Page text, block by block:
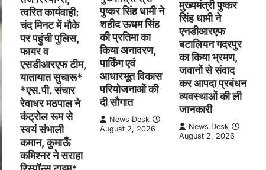
त्वरित कार्यवाही:
चंद मिनट में मौके
पर पहुंची पुलिस,
फायर व
एसडीआरएफ टीम,
यातायात सुचारू*
*एस.पी. संचार
रेवाधर मठपाल ने
कंट्रोल रूम से
स्वयं संभाली
कमान, कुमाऊँ
कमिश्नर ने सराहा
पुष्कर सिंह धामी ने
शहीद ऊधम सिंह
की प्रतिमा का
किया अनावरण,
पार्किंग एवं
आधारभूत विकास
परियोजनाओं की
दी सौगात
News Desk
August 2, 2026
मुख्यमंत्री पुष्कर
सिंह धामी ने
एनडीआरएफ
बटालियन गदरपुर
का किया भ्रमण,
जवानों से संवाद
कर आपदा प्रबंधन
व्यवस्थाओं की ली
जानकारी
News Desk
August 2, 2026